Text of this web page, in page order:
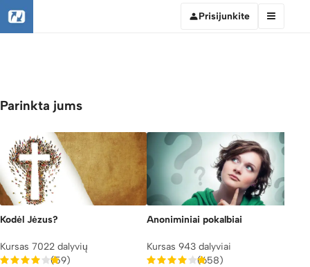
Prisijunkite
Parinkta jums
Kodėl Jėzus?
Kursas 7022 dalyvių
(59)
Anoniminiai pokalbiai
Kursas 943 dalyviai
(658)